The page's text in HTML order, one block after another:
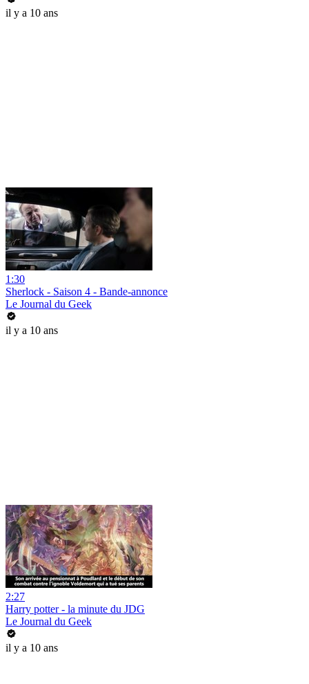
il y a 10 ans
1:30
Sherlock - Saison 4 - Bande-annonce
Le Journal du Geek
il y a 10 ans
2:27
Harry potter - la minute du JDG
Le Journal du Geek
il y a 10 ans